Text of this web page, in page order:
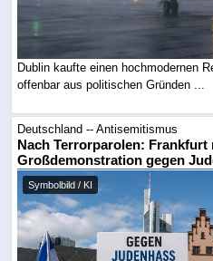
Dublin kaufte einen hochmodernen
offenbar aus politischen Gründen ...
Deutschland -- Antisemitismus
Nach Terrorparolen: Frankfurt
Großdemonstration gegen
Symbolbild / KI